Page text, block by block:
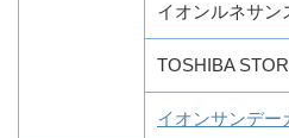
イオンルネサン
TOSHIBA
イオンサンデー